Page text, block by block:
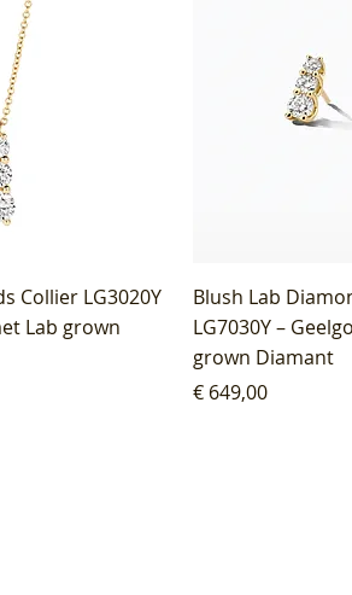
Collier LG3020Y
Lab grown
Blush Lab
LG7030Y –
grown Diamant
Prijs
€ 649,00